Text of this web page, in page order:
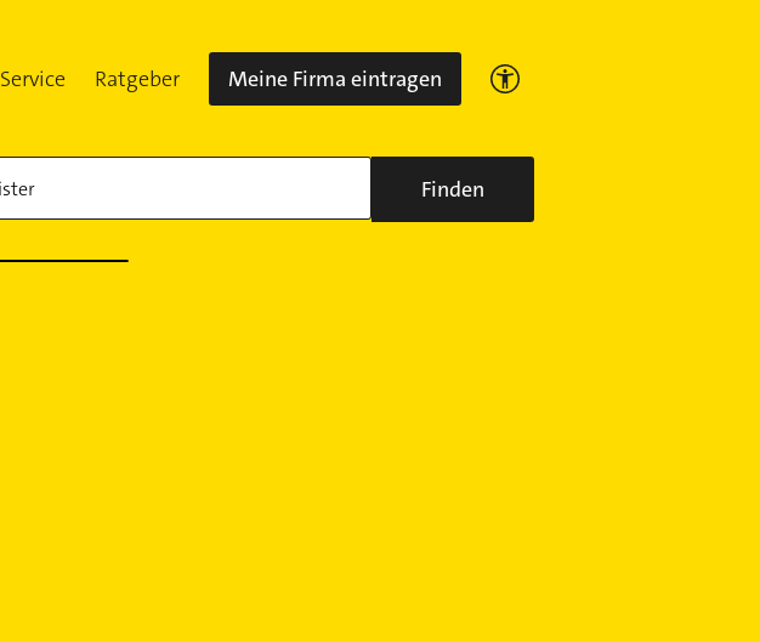
Service Ratgeber Meine Firma eintragen
Finden